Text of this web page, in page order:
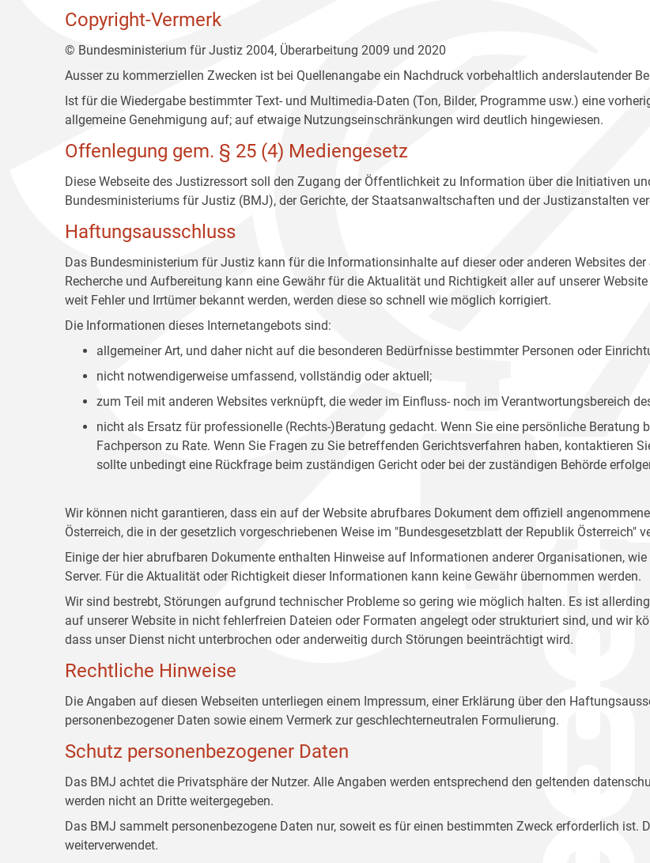
Copyright-Vermerk
© Bundesministerium für Justiz 2004, Überarbeitung 2009 und 2020
Ausser zu kommerziellen Zwecken ist bei Quellenangabe ein Nachdruck vorbehaltlich anderslautender
Ist für die Wiedergabe bestimmter Text- und Multimedia-Daten (Ton, Bilder, Programme usw.) eine
allgemeine Genehmigung auf; auf etwaige Nutzungseinschränkungen wird deutlich hingewiesen.
Offenlegung gem. § 25 (4) Mediengesetz
Diese Webseite des Justizressort soll den Zugang der Öffentlichkeit zu Information über die Initiativen
Bundesministeriums für Justiz (BMJ), der Gerichte, der Staatsanwaltschaften und der Justizanstalten
Haftungsausschluss
Das Bundesministerium für Justiz kann für die Informationsinhalte auf dieser oder anderen Websites
Recherche und Aufbereitung kann eine Gewähr für die Aktualität und Richtigkeit aller auf unserer
weit Fehler und Irrtümer bekannt werden, werden diese so schnell wie möglich korrigiert.
Die Informationen dieses Internetangebots sind:
allgemeiner Art, und daher nicht auf die besonderen Bedürfnisse bestimmter Personen oder
nicht notwendigerweise umfassend, vollständig oder aktuell;
zum Teil mit anderen Websites verknüpft, die weder im Einfluss- noch im Verantwortungsbereich
nicht als Ersatz für professionelle (Rechts-)Beratung gedacht. Wenn Sie eine persönliche Beratung
Fachperson zu Rate. Wenn Sie Fragen zu Sie betreffenden Gerichtsverfahren haben, kontaktieren
sollte unbedingt eine Rückfrage beim zuständigen Gericht oder bei der zuständigen Behörde
Wir können nicht garantieren, dass ein auf der Website abrufbares Dokument dem offiziell
Österreich, die in der gesetzlich vorgeschriebenen Weise im "Bundesgesetzblatt der Republik Österreich"
Einige der hier abrufbaren Dokumente enthalten Hinweise auf Informationen anderer Organisationen,
Server. Für die Aktualität oder Richtigkeit dieser Informationen kann keine Gewähr übernommen werden.
Wir sind bestrebt, Störungen aufgrund technischer Probleme so gering wie möglich halten. Es ist
auf unserer Website in nicht fehlerfreien Dateien oder Formaten angelegt oder strukturiert sind, und wir
dass unser Dienst nicht unterbrochen oder anderweitig durch Störungen beeinträchtigt wird.
Rechtliche Hinweise
Die Angaben auf diesen Webseiten unterliegen einem Impressum, einer Erklärung über den
personenbezogener Daten sowie einem Vermerk zur geschlechterneutralen Formulierung.
Schutz personenbezogener Daten
Das BMJ achtet die Privatsphäre der Nutzer. Alle Angaben werden entsprechend den geltenden
werden nicht an Dritte weitergegeben.
Das BMJ sammelt personenbezogene Daten nur, soweit es für einen bestimmten Zweck erforderlich ist.
weiterverwendet.